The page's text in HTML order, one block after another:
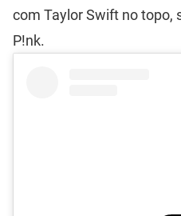
com Taylor Swift no topo,
P!nk.